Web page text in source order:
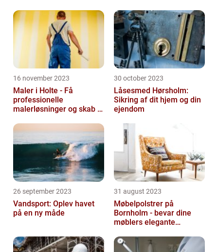
16 november 2023
Maler i Holte - Få
professionelle
malerløsninger og skab et
30 october 2023
Låsesmed Hørsholm:
Sikring af dit hjem og din
ejendom
26 september 2023
Vandsport: Oplev havet
på en ny måde
31 august 2023
Møbelpolstrer på
Bornholm - bevar dine
møblers elegante